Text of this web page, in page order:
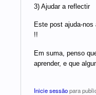
3) Ajudar a reflectir
Este post ajuda-
!!
Em suma, penso
aprender, e que
Inicie sessãopara